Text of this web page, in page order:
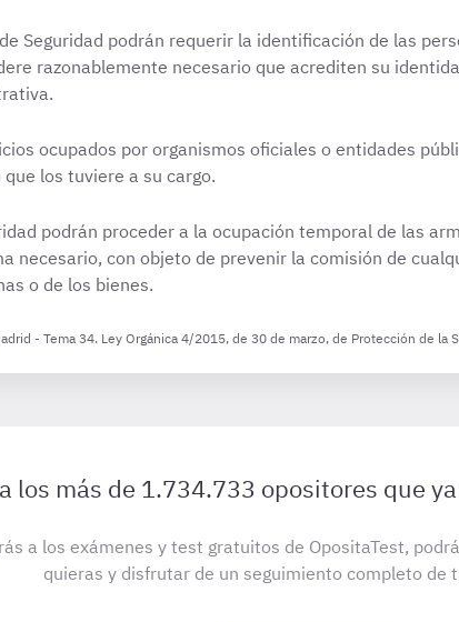
Seguridad podrán requerir la identificación de las
razonablemente necesario que acrediten su
ocupados por organismos oficiales o entidades
los tuviere a su cargo.
podrán proceder a la ocupación temporal de las
necesario, con objeto de prevenir la comisión de
o de los bienes.
- Tema 34. Ley Orgánica 4/2015, de 30 de marzo, de Protección de la
los más de 1.734.733 opositores que
a los exámenes y test gratuitos de OpositaTest,
quieras y disfrutar de un seguimiento completo de